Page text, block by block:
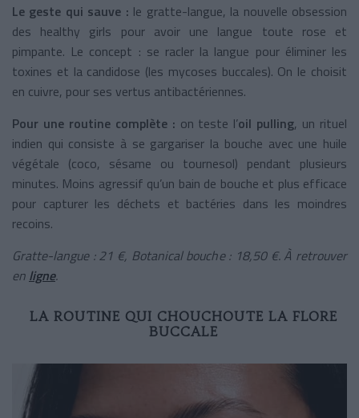
Le geste qui sauve : le gratte-langue, la nouvelle obsession
des healthy girls pour avoir une langue toute rose et
pimpante. Le concept : se racler la langue pour éliminer les
toxines et la candidose (les mycoses buccales). On le choisit
en cuivre, pour ses vertus antibactériennes.
Pour une routine complète : on teste l’oil pulling, un rituel
indien qui consiste à se gargariser la bouche avec une huile
végétale (coco, sésame ou tournesol) pendant plusieurs
minutes. Moins agressif qu’un bain de bouche et plus efficace
pour capturer les déchets et bactéries dans les moindres
recoins.
Gratte-langue : 21 €, Botanical bouche : 18,50 €. À retrouver
en ligne.
LA ROUTINE QUI CHOUCHOUTE LA FLORE
BUCCALE